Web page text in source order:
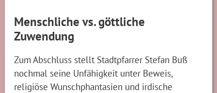
Menschliche vs. göttliche
Zuwendung
Zum Abschluss stellt Stadtpfarrer Stefan Buß
nochmal seine Unfähigkeit unter Beweis,
religiöse Wunschphantasien und irdische